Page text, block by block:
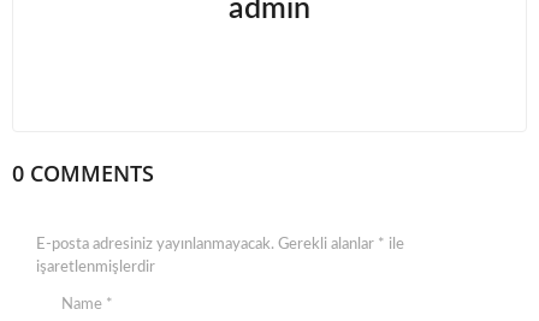
admin
0 COMMENTS
E-posta adresiniz yayınlanmayacak. Gerekli alanlar * ile
işaretlenmişlerdir